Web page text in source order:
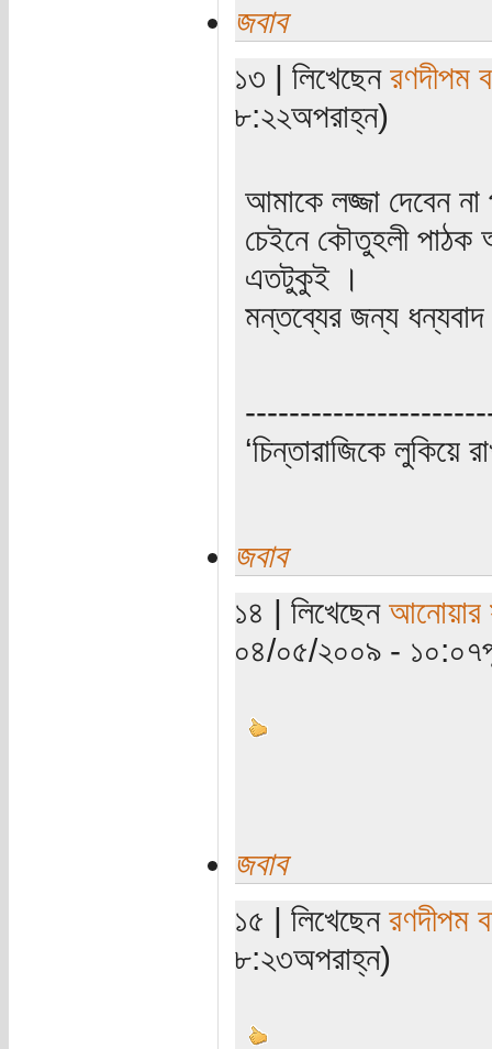
জবাব
১৩ | লিখেছেনরণদীপম
৮:২২অপরাহ্ন)
আমাকে লজ্জা দেবেন
চেইনে কৌতুহলী পাঠক
এতটুকুই ।
মন্তব্যের জন্য
‘চিন্তারাজিকে লুকিয়ে
জবাব
১৪ | লিখেছেনআনোয়ার
০৪/০৫/২০০৯ -
জবাব
১৫ | লিখেছেনরণদীপম
৮:২৩অপরাহ্ন)